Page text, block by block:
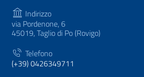
Indirizzo
via Pordenone, 6
45019, Taglio di Po (Rovigo)
Telefono
(+39) 0426349711